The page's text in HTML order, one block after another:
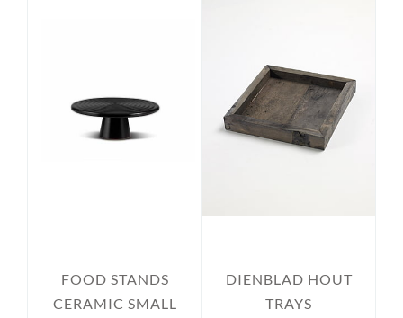
FOOD STANDS
CERAMIC SMALL
DIENBLAD HOUT
TRAYS